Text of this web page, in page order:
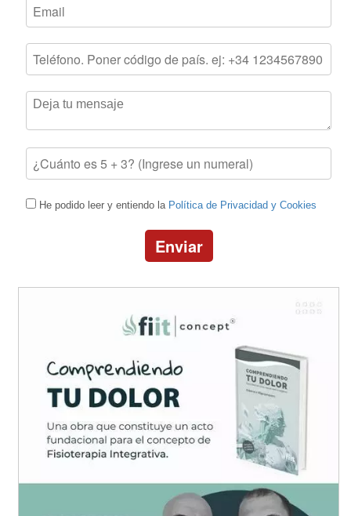
He podido leer y entiendo la Política de Privacidad y Cookies
Enviar